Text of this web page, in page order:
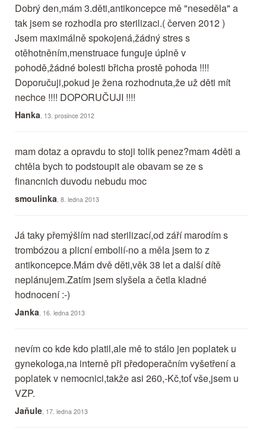
Dobrý den,mám 3.děti,antikoncepce mě "neseděla" a
tak jsem se rozhodla pro sterilizaci.( červen 2012 )
Jsem maximálně spokojená,žádný stres s
otěhotněním,menstruace funguje úplně v
pohodě,žádné bolesti břicha prostě pohoda !!!!
Doporučuji,pokud je žena rozhodnuta,že už děti mít
nechce !!!! DOPORUČUJI !!!!
Hanka , 13. prosince 2012
mam dotaz a opravdu to stoji tolik penez?mam 4děti a
chtěla bych to podstoupit ale obavam se ze s
financnich duvodu nebudu moc
smoulinka , 8. ledna 2013
Já taky přemýšlím nad sterilizací,od září marodím s
trombózou a plicní embolií-no a měla jsem to z
antikoncepce.Mám dvě děti,věk 38 let a další dítě
neplánujem.Zatím jsem slyšela a četla kladné
hodnocení :-)
Janka , 16. ledna 2013
nevím co kde kdo platil,ale mě to stálo jen poplatek u
gynekologa,na interně při předoperačním vyšetření a
poplatek v nemocnici,takže asi 260,-Kč,toť vše,jsem u
VZP.
Jaňule , 17. ledna 2013